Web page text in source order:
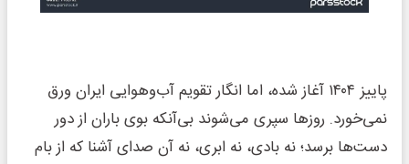
پاییز ۱۴۰۴ آغاز شده، اما انگار تقویم آب‌وهوایی ایران ورق
نمی‌خورد. روزها سپری می‌شوند بی‌آنکه بوی باران از دور
دست‌ها برسد؛ نه بادی، نه ابری، نه آن صدای آشنا که از بام